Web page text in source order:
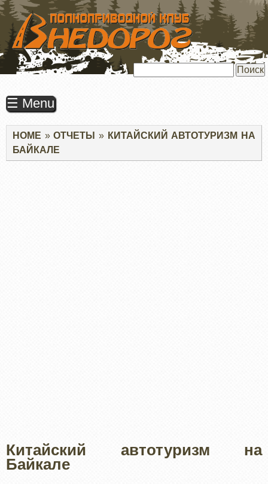
ПЕРЕЙТИ
ОСНОВНОМУ
СОДЕРЖАНИЮ
☰ Menu
Строка
навигации
HOME ОТЧЕТЫ
КИТАЙСКИЙ АВТОТУРИЗМ НА
БАЙКАЛЕ
Китайский автотуризм на
Байкале